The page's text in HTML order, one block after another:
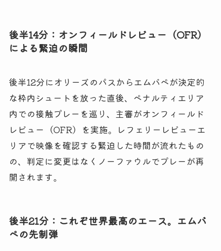
後半14分：オンフィールドレビュー（OFR）
による緊迫の瞬間
後半12分にオリーズのパスからエムバペが決定的
な枠内シュートを放った直後、ペナルティエリア
内での接触プレーを巡り、主審がオンフィールド
レビュー（OFR）を実施。レフェリーレビューエ
リアで映像を確認する緊迫した時間が流れたもの
の、判定に変更はなくノーファウルでプレーが再
開されます。
後半21分：これぞ世界最高のエース。エムバ
ペの先制弾